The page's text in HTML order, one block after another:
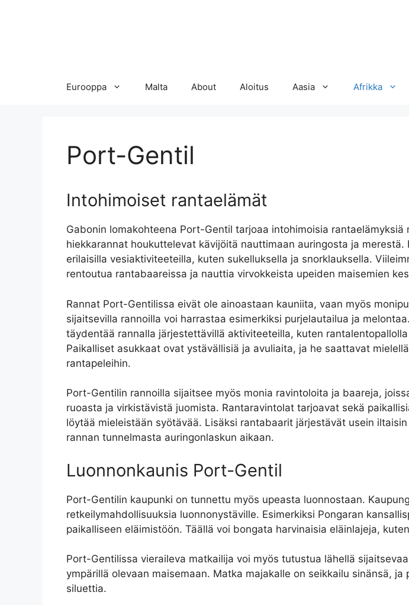
Eurooppa Malta About Aloitus Aasia Afrikka
Port-Gentil
Intohimoiset rantaelämät
Gabonin lomakohteena Port-Gentil tarjoaa intohimoisia rantaelämyksiä
hiekkarannat houkuttelevat kävijöitä nauttimaan auringosta ja merestä.
erilaisilla vesiaktiviteeteilla, kuten sukelluksella ja snorklauksella.
rentoutua rantabaareissa ja nauttia virvokkeista upeiden maisemien
Rannat Port-Gentilissa eivät ole ainoastaan kauniita, vaan myös
sijaitsevilla rannoilla voi harrastaa esimerkiksi purjelautailua ja
täydentää rannalla järjestettävillä aktiviteeteilla, kuten
Paikalliset asukkaat ovat ystävällisiä ja avuliaita, ja he saattavat
rantapeleihin.
Port-Gentilin rannoilla sijaitsee myös monia ravintoloita ja baareja,
ruoasta ja virkistävistä juomista. Rantaravintolat tarjoavat sekä
löytää mieleistään syötävää. Lisäksi rantabaarit järjestävät usein
rannan tunnelmasta auringonlaskun aikaan.
Luonnonkaunis Port-Gentil
Port-Gentilin kaupunki on tunnettu myös upeasta luonnostaan.
retkeilymahdollisuuksia luonnonystäville. Esimerkiksi Pongaran
paikalliseen eläimistöön. Täällä voi bongata harvinaisia eläinlajeja,
Port-Gentilissa vieraileva matkailija voi myös tutustua lähellä
ympärillä olevaan maisemaan. Matka majakalle on seikkailu sinänsä,
siluettia.